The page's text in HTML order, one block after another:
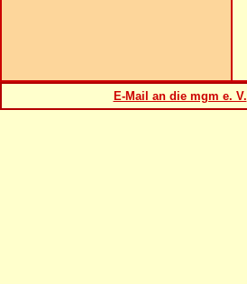
E-Mail an die mgm e. V.